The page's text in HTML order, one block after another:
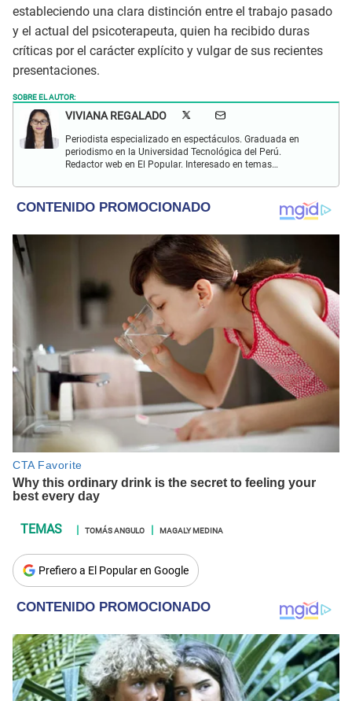
estableciendo una clara distinción entre el trabajo pasado
y el actual del psicoterapeuta, quien ha recibido duras
críticas por el carácter explícito y vulgar de sus recientes
presentaciones.
SOBRE EL AUTOR:
VIVIANA REGALADO
Periodista especializado en espectáculos. Graduada en
periodismo en la Universidad Tecnológica del Perú.
Redactor web en El Popular. Interesado en temas
y crónicas.
TOMÁS ANGULO MAGALY MEDINA
Prefiero a El Popular en Google